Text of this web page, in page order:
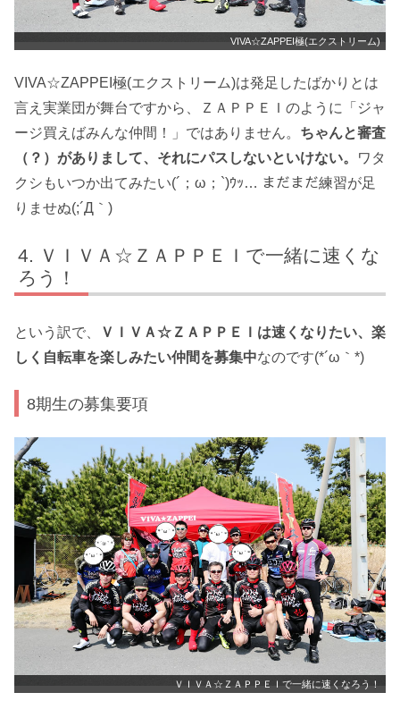
VIVA☆ZAPPEI極(エクストリーム)
VIVA☆ZAPPEI極(エクストリーム)は発足したばかりとは
言え実業団が舞台ですから、ＺＡＰＰＥＩのように「ジャ
ージ買えばみんな仲間！」ではありません。 ちゃんと審査
（？）がありまして、それにパスしないといけない。
ワタ
クシもいつか出てみたい(´；ω；`)ｳｯ… まだまだ練習が足
りませぬ(;´Д｀)
ＶＩＶＡ☆ＺＡＰＰＥＩで一緒に速くな
ろう！
という訳で、
ＶＩＶＡ☆ＺＡＰＰＥＩは速くなりたい、楽
しく自転車を楽しみたい仲間を募集中なのです(*´ω｀*)
8期生の募集要項
ＶＩＶＡ☆ＺＡＰＰＥＩで一緒に速くなろう！